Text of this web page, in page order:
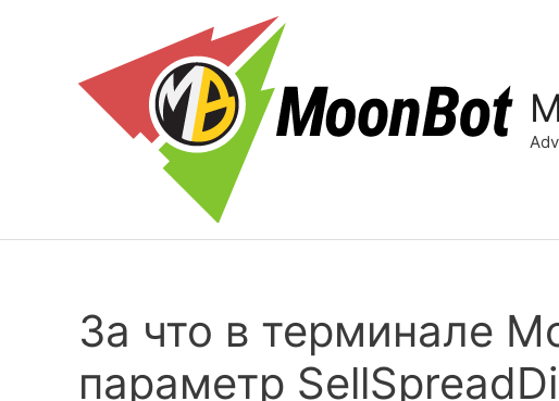
За что в терминале
параметр